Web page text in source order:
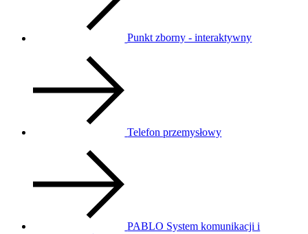
Punkt zborny - interaktywny
Telefon przemysłowy
PABLO System komunikacji i